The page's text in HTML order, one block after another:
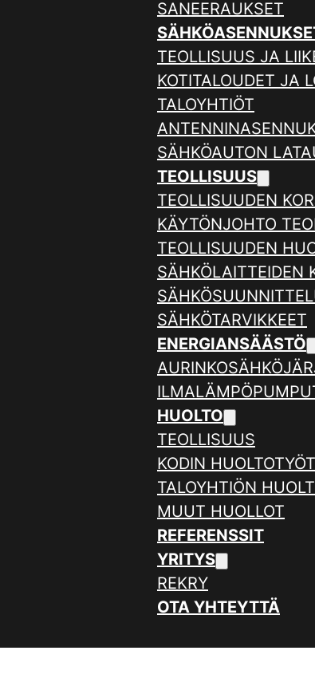
SANEERAUKSET
TEOLLISUUS JA
KOTITALOUDET JA
TALOYHTIÖT
SÄHKÖAUTON
TEOLLISUUS
TEOLLISUUDEN
KÄYTÖNJOHTO
TEOLLISUUDEN
SÄHKÖLAITTEIDEN
SÄHKÖTARVIKKEET
ENERGIANSÄÄSTÖ
HUOLTO
TEOLLISUUS
KODIN HUOLTOTYÖT
TALOYHTIÖN
MUUT HUOLLOT
REFERENSSIT
YRITYS
REKRY
OTA YHTEYTTÄ